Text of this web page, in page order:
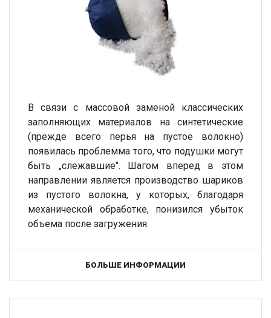
В связи с массовой заменой классических
заполняющих материалов на синтетические
(прежде всего перья на пустое волокно)
появилась проблемма того, что подушки могут
быть „слежавшие". Шагом вперед в этом
направлении является производство шариков
из пустого волокна, у которых, благодаря
механической обработке, понизился убыток
объема после загружения.
БОЛЬШЕ ИНФОРМАЦИИ